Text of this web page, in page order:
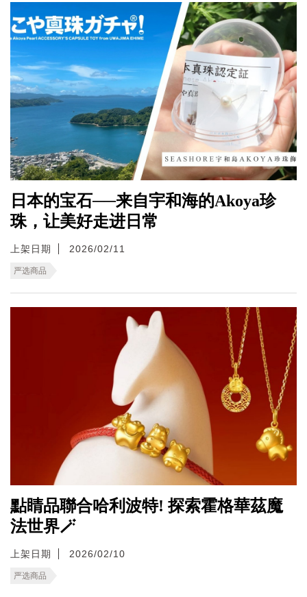
日本的宝石──来自宇和海的Akoya珍
珠，让美好走进日常
上架日期 2026/02/11
严选商品
點睛品聯合哈利波特! 探索霍格華茲魔
法世界🪄
上架日期 2026/02/10
严选商品